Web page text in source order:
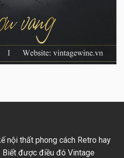
nội thất phong cách Retro hay
Biết được điều đó Vintage